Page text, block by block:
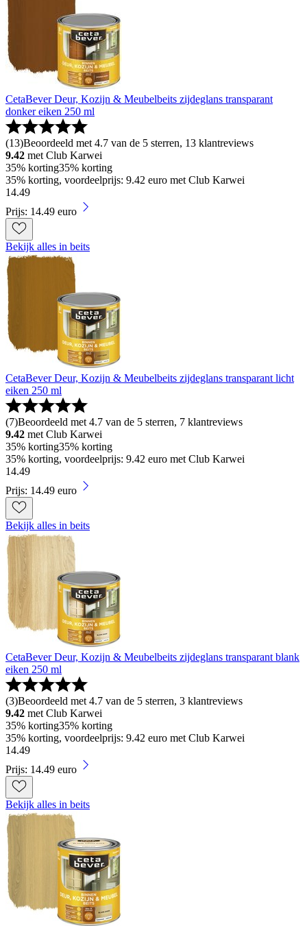
CetaBever Deur, Kozijn & Meubelbeits zijdeglans transparant
donker eiken 250 ml
(13)Beoordeeld met 4.7 van de 5 sterren, 13 klantreviews
9.42 met Club Karwei
35% korting35% korting
35% korting, voordeelprijs: 9.42 euro met Club Karwei
14.49
Prijs: 14.49 euro
Bekijk alles in beits
CetaBever Deur, Kozijn & Meubelbeits zijdeglans transparant licht
eiken 250 ml
(7)Beoordeeld met 4.7 van de 5 sterren, 7 klantreviews
9.42 met Club Karwei
35% korting35% korting
35% korting, voordeelprijs: 9.42 euro met Club Karwei
14.49
Prijs: 14.49 euro
Bekijk alles in beits
CetaBever Deur, Kozijn & Meubelbeits zijdeglans transparant blank
eiken 250 ml
(3)Beoordeeld met 4.7 van de 5 sterren, 3 klantreviews
9.42 met Club Karwei
35% korting35% korting
35% korting, voordeelprijs: 9.42 euro met Club Karwei
14.49
Prijs: 14.49 euro
Bekijk alles in beits